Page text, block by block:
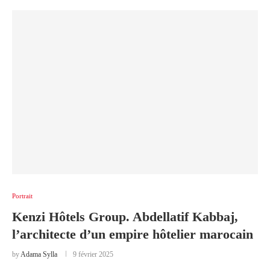
Portrait
Kenzi Hôtels Group. Abdellatif Kabbaj,
l’architecte d’un empire hôtelier marocain
byAdama Sylla 9 février 2025